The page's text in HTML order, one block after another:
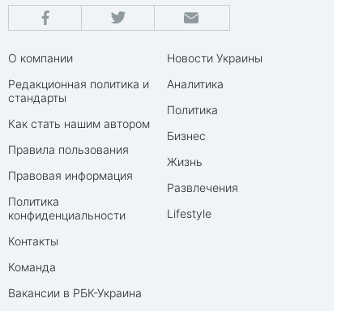
О компании
Редакционная политика и
стандарты
Как стать нашим автором
Правила пользования
Правовая информация
Политика
конфиденциальности
Контакты
Команда
Вакансии в РБК-Украина
Новости Украины
Аналитика
Политика
Бизнес
Жизнь
Развлечения
Lifestyle